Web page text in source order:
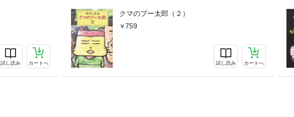
試し読み カートへ
クマのプー太郎（２）
759
試し読み カートへ